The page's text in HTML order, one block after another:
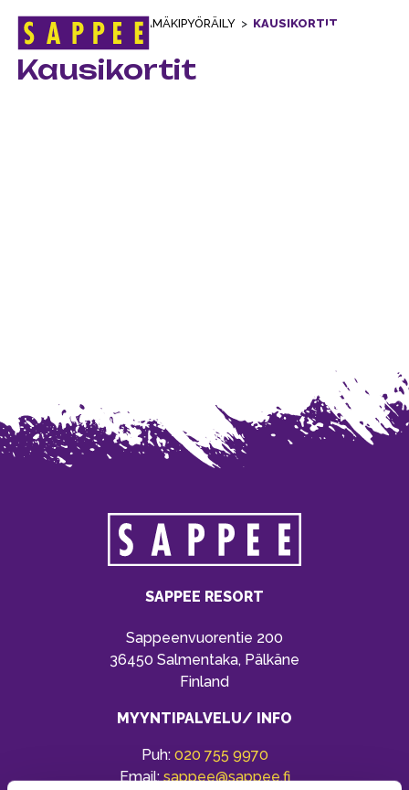
Päävalikko
ETUSIVU > KESÄ > ALAMÄKIPYÖRÄILY > KAUSIKORTIT
Kausikortit
SAPPEE RESORT
Sappeenvuorentie 200
36450 Salmentaka, Pälkäne
Finland
MYYNTIPALVELU/ INFO
Puh: 020 755 9970
Email:sappee@sappee.fi